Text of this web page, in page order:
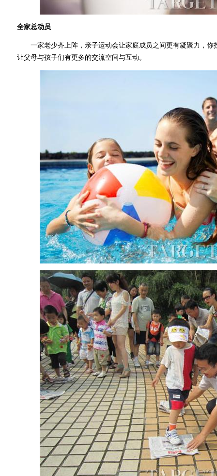
全家总动员
一家老少齐上阵，亲子运动会让家庭成员之间更有凝聚力，你
让父母与孩子们有更多的交流空间与互动。